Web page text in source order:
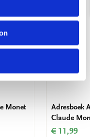
Monet
Adresboek
Claude
€ 11,99